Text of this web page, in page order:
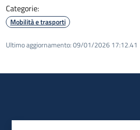
Categorie:
Mobilità e trasporti
Ultimo aggiornamento:09/01/2026 17:12.41